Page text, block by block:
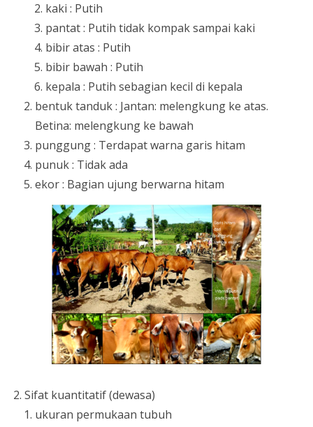
kaki : Putih
pantat : Putih tidak kompak sampai kaki
bibir atas : Putih
bibir bawah : Putih
kepala : Putih sebagian kecil di kepala
bentuk tanduk : Jantan: melengkung ke atas.
Betina: melengkung ke bawah
punggung : Terdapat warna garis hitam
punuk : Tidak ada
ekor : Bagian ujung berwarna hitam
Sifat kuantitatif (dewasa)
ukuran permukaan tubuh